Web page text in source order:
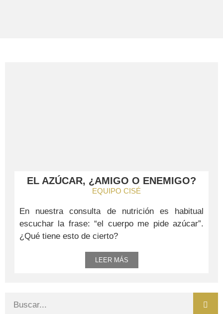
EL AZÚCAR, ¿AMIGO O ENEMIGO?
EQUIPO CISÉ
En nuestra consulta de nutrición es habitual
escuchar la frase: “el cuerpo me pide azúcar”.
¿Qué tiene esto de cierto?
LEER MÁS